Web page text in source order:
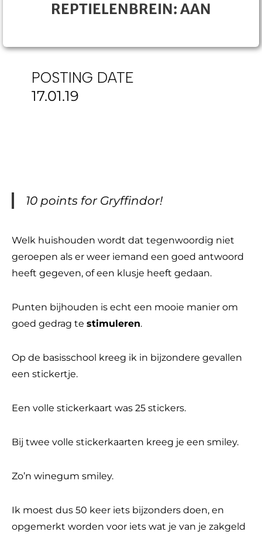
REPTIELENBREIN: AAN
POSTING DATE
17.01.19
10 points for Gryffindor!
Welk huishouden wordt dat tegenwoordig niet
geroepen als er weer iemand een goed antwoord
heeft gegeven, of een klusje heeft gedaan.
Punten bijhouden is echt een mooie manier om
goed gedrag te stimuleren.
Op de basisschool kreeg ik in bijzondere gevallen
een stickertje.
Een volle stickerkaart was 25 stickers.
Bij twee volle stickerkaarten kreeg je een smiley.
Zo’n winegum smiley.
Ik moest dus 50 keer iets bijzonders doen, en
opgemerkt worden voor iets wat je van je zakgeld